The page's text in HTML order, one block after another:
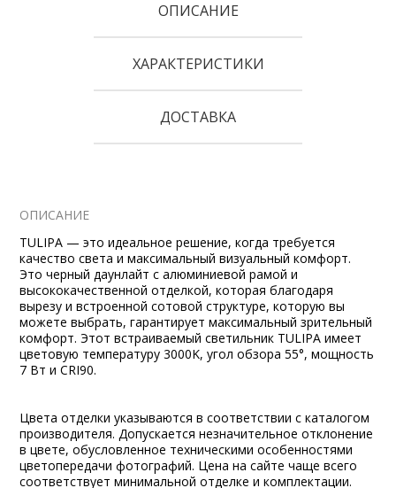
ОПИСАНИЕ
ХАРАКТЕРИСТИКИ
ДОСТАВКА
ОПИСАНИЕ
TULIPA — это идеальное решение, когда требуется
качество света и максимальный визуальный комфорт.
Это черный даунлайт с алюминиевой рамой и
высококачественной отделкой, которая благодаря
вырезу и встроенной сотовой структуре, которую вы
можете выбрать, гарантирует максимальный зрительный
комфорт. Этот встраиваемый светильник TULIPA имеет
цветовую температуру 3000K, угол обзора 55°, мощность
7 Вт и CRI90.
Цвета отделки указываются в соответствии с каталогом
производителя. Допускается незначительное отклонение
в цвете, обусловленное техническими особенностями
цветопередачи фотографий. Цена на сайте чаще всего
соответствует минимальной отделке и комплектации.